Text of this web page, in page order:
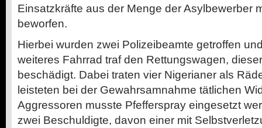
Einsatzkräfte aus der Menge der Asylbewerber
beworfen.
Hierbei wurden zwei Polizeibeamte getroffen
weiteres Fahrrad traf den Rettungswagen,
beschädigt. Dabei traten vier Nigerianer als
leisteten bei der Gewahrsamnahme tätlichen
Aggressoren musste Pfefferspray eingesetzt
zwei Beschuldigte, davon einer mit